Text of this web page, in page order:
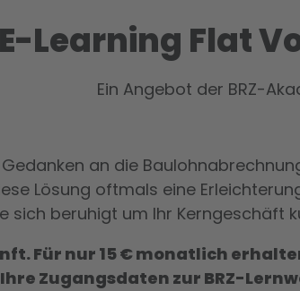
E-Learning Flat
Ein Angebot der BRZ-
an die
Lösung oftmals eine
sich beruhigt um Ihr Kerngeschäft
Für nur 15 € monatlich
Zugangsdaten zur BRZ-